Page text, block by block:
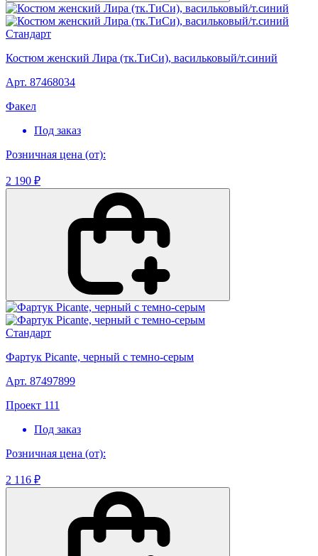
Стандарт
Костюм женский Лира (тк.ТиСи), васильковый/т.синий
Арт. 87468034
Факел
Под заказ
Розничная цена (от):
2 190 ₽
Стандарт
Фартук Picante, черный с темно-серым
Арт. 87497899
Проект 111
Под заказ
Розничная цена (от):
2 116 ₽